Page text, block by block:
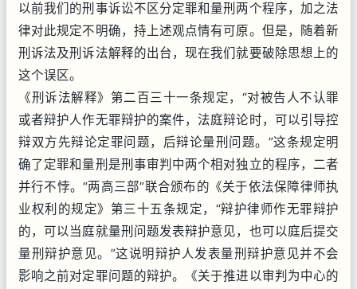
以前我们的刑事诉讼不区分定罪和量刑两个程序，加之法
律对此规定不明确，持上述观点情有可原。但是，随着新
刑诉法及刑诉法解释的出台，现在我们就要破除思想上的
这个误区。
《刑诉法解释》第二百三十一条规定，“对被告人不认罪
或者辩护人作无罪辩护的案件，法庭辩论时，可以引导控
辩双方先辩论定罪问题，后辩论量刑问题。”这条规定明
确了定罪和量刑是刑事审判中两个相对独立的程序，二者
并行不悖。“两高三部”联合颁布的《关于依法保障律师执
业权利的规定》第三十五条规定，“辩护律师作无罪辩护
的，可以当庭就量刑问题发表辩护意见，也可以庭后提交
量刑辩护意见。”这说明辩护人发表量刑辩护意见并不会
影响之前对定罪问题的辩护。《关于推进以审判为中心的